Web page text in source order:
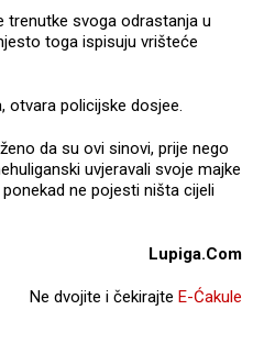
trenutke svoga odrastanja u
toga ispisuju vrišteće
otvara policijske dosjee.
da su ovi sinovi, prije nego
uvjeravali svoje majke
ne pojesti ništa cijeli
Lupiga.Com
Ne dvojite i čekirajte E-Ćakule